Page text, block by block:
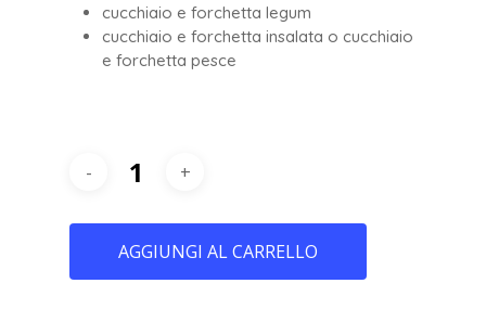
cucchiaio e forchetta legum
cucchiaio e forchetta insalata o cucchiaio
e forchetta pesce
AGGIUNGI AL CARRELLO